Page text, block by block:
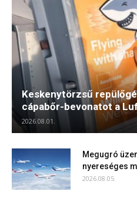
Keskenytörzsű
cápabőr-bevonatot a
2026.08.01.
Megugró
nyereséges
2026.08.05.